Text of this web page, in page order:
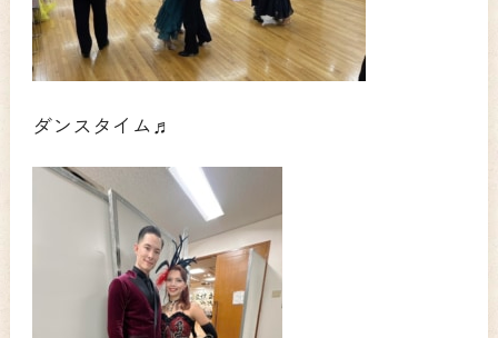
ダンスタイム♬